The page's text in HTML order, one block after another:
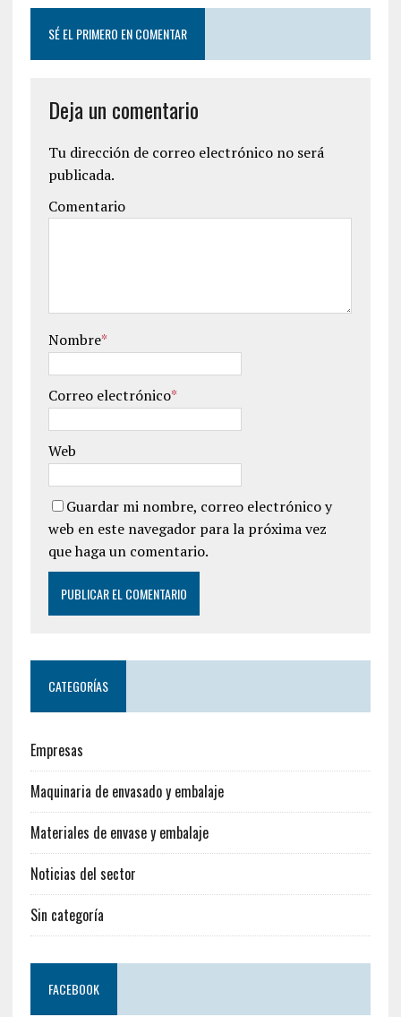
SÉ EL PRIMERO EN COMENTAR
Deja un comentario
Tu dirección de correo electrónico no será
publicada.
Comentario
Nombre*
Correo electrónico*
Web
Guardar mi nombre, correo electrónico y
web en este navegador para la próxima vez
que haga un comentario.
CATEGORÍAS
Empresas
Maquinaria de envasado y embalaje
Materiales de envase y embalaje
Noticias del sector
Sin categoría
FACEBOOK